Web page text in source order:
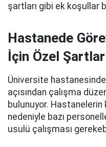
şartları gibi ek koşullar
Hastanede
İçin Özel Şartlar
Üniversite
açısından çalışma
bulunuyor.
nedeniyle bazı
usulü çalışması